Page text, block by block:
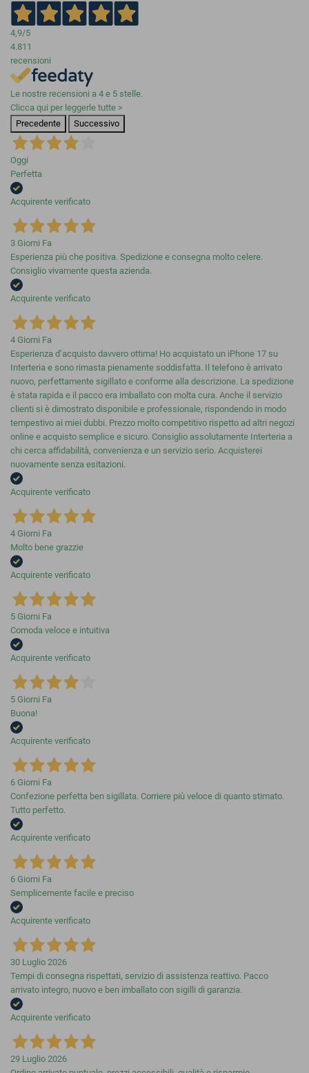
4,9/5
4.811
recensioni
Le nostre recensioni a 4 e 5 stelle.
Clicca qui per leggerle tutte >
Precedente
Successivo
Oggi
Perfetta
Acquirente verificato
3 Giorni Fa
Esperienza più che positiva. Spedizione e consegna molto celere.
Consiglio vivamente questa azienda.
Acquirente verificato
4 Giorni Fa
Esperienza d’acquisto davvero ottima! Ho acquistato un iPhone 17 su
Interteria e sono rimasta pienamente soddisfatta. Il telefono è arrivato
nuovo, perfettamente sigillato e conforme alla descrizione. La spedizione
è stata rapida e il pacco era imballato con molta cura. Anche il servizio
clienti si è dimostrato disponibile e professionale, rispondendo in modo
tempestivo ai miei dubbi. Prezzo molto competitivo rispetto ad altri negozi
online e acquisto semplice e sicuro. Consiglio assolutamente Interteria a
chi cerca affidabilità, convenienza e un servizio serio. Acquisterei
nuovamente senza esitazioni.
Acquirente verificato
4 Giorni Fa
Molto bene grazzie
Acquirente verificato
5 Giorni Fa
Comoda veloce e intuitiva
Acquirente verificato
5 Giorni Fa
Buona!
Acquirente verificato
6 Giorni Fa
Confezione perfetta ben sigillata. Corriere più veloce di quanto stimato.
Tutto perfetto.
Acquirente verificato
6 Giorni Fa
Semplicemente facile e preciso
Acquirente verificato
30 Luglio 2026
Tempi di consegna rispettati, servizio di assistenza reattivo. Pacco
arrivato integro, nuovo e ben imballato con sigilli di garanzia.
Acquirente verificato
29 Luglio 2026